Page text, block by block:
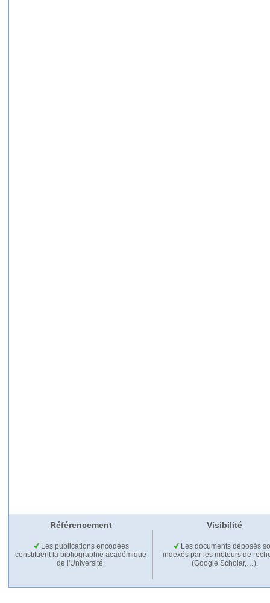
Référencement Visibilité
Les publications encodées
constituent la bibliographie académique
de l'Université.
Les documents déposés
indexés par les moteurs de
(Google Scholar,…).